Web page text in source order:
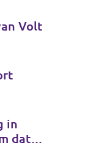
Volt
in
dat